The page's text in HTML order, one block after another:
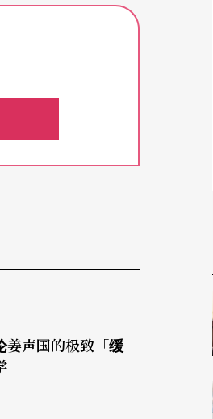
景的叙事结构，而从
相爱到最后，留下
而腐坏的尸体任由
由剧情介绍所说的
是什么样子？死是
而不断消耗自己、因
、角度各异的投
其实这些状况是现
个看似疏离的个案
姜声国的极致「缓